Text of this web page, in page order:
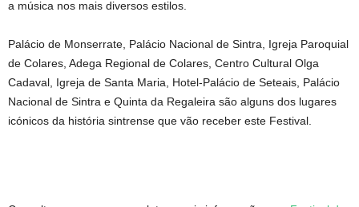
a música nos mais diversos estilos.
Palácio de Monserrate, Palácio Nacional de Sintra, Igreja Paroquial
de Colares, Adega Regional de Colares, Centro Cultural Olga
Cadaval, Igreja de Santa Maria, Hotel-Palácio de Seteais, Palácio
Nacional de Sintra e Quinta da Regaleira são alguns dos lugares
icónicos da história sintrense que vão receber este Festival.